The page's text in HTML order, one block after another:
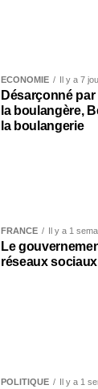
ECONOMIE Il y a 7
Désarçonné
la boulangère,
la boulangerie
FRANCE Il y a 1
Le
réseaux
POLITIQUE Il y a 1